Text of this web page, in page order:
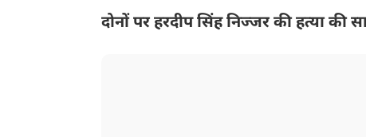
दोनों पर हरदीप सिंह निज्जर की हत्या